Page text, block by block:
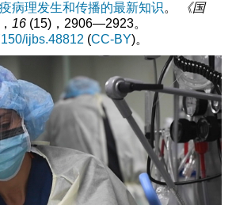
病理发生和传播的最新知识。
《国
， 16(15)，2906—2923。
ijbs.48812(CC-BY)。